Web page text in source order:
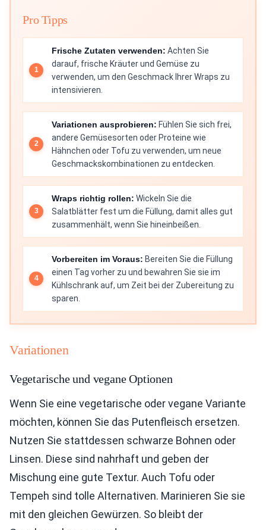
Pro Tipps
Frische Zutaten verwenden: Achten Sie
darauf, frische Kräuter und Gemüse zu
verwenden, um den Geschmack Ihrer Wraps zu
intensivieren.
Variationen ausprobieren: Fühlen Sie sich frei,
andere Gemüsesorten oder Proteine wie
Hähnchen oder Tofu zu verwenden, um neue
Geschmackskombinationen zu entdecken.
Wraps richtig rollen: Wickeln Sie die
Salatblätter fest um die Füllung, damit alles gut
zusammenhält, wenn Sie hineinbeißen.
Vorbereiten im Voraus: Bereiten Sie die Füllung
einen Tag vorher zu und bewahren Sie sie im
Kühlschrank auf, um Zeit bei der Zubereitung zu
sparen.
Variationen
Vegetarische und vegane Optionen
Wenn Sie eine vegetarische oder vegane Variante
möchten, können Sie das Putenfleisch ersetzen.
Nutzen Sie stattdessen schwarze Bohnen oder
Linsen. Diese sind nahrhaft und geben der
Mischung eine gute Textur. Auch Tofu oder
Tempeh sind tolle Alternativen. Marinieren Sie sie
mit den gleichen Gewürzen. So bleibt der